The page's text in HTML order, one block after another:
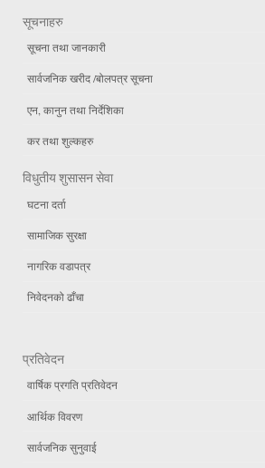
सूचनाहरु
सूचना तथा जानकारी
सार्वजनिक खरीद /बोलपत्र सूचना
एन, कानुन तथा निर्देशिका
कर तथा शुल्कहरु
विधुतीय शुसासन सेवा
घटना दर्ता
सामाजिक सुरक्षा
नागरिक वडापत्र
निवेदनको ढाँचा
प्रतिवेदन
वार्षिक प्रगति प्रतिवेदन
आर्थिक विवरण
सार्वजनिक सुनुवाई